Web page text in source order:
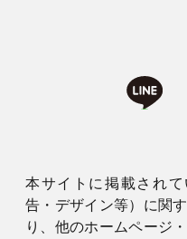
本サイトに掲載され
告・デザイン等）に関
り、他のホームページ